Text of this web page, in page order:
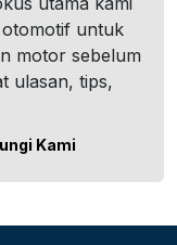
untuk
motor sebelum
ulasan, tips,
Kami